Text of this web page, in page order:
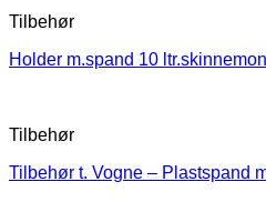
Tilbehør
Holder m.spand 10
Tilbehør
Tilbehør t. Vogne – Plastspand